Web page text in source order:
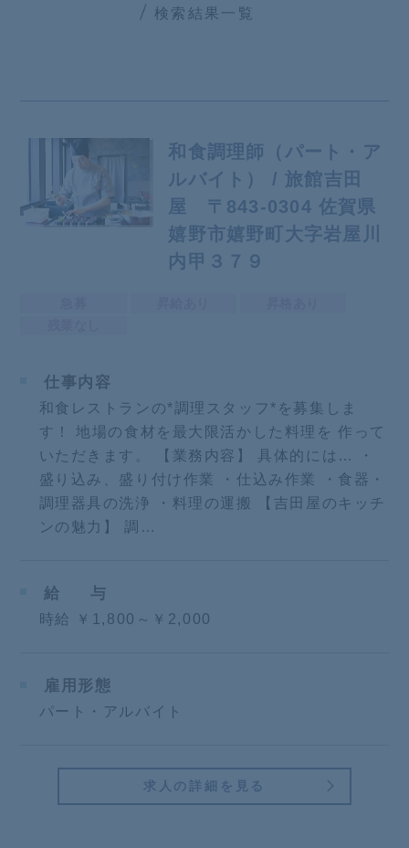
検索結果一覧
和食調理師（パート・ア
ルバイト） / 旅館吉田
屋 〒843-0304 佐賀県
嬉野市嬉野町大字岩屋川
内甲３７９
仕事内容
和食レストランの*調理スタッフ*を募集しま
す！ 地場の食材を最大限活かした料理を 作って
いただきます。 【業務内容】 具体的には… ・
盛り込み、盛り付け作業 ・仕込み作業 ・食器・
調理器具の洗浄 ・料理の運搬 【吉田屋のキッチ
ンの魅力】 調…
給 与
時給 ￥1,800～￥2,000
雇用形態
パート・アルバイト
求人の詳細を見る